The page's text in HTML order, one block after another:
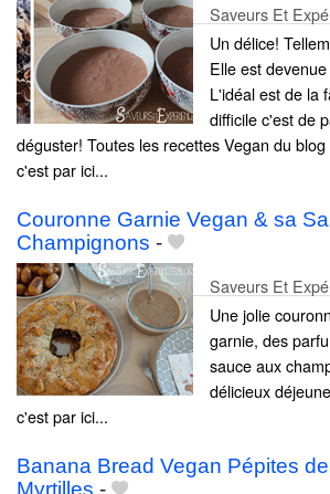
Saveurs Et
Un délice!
Elle est
L'idéal est de la
difficile c'est de
déguster! Toutes les recettes Vegan du
c'est par ici...
Couronne Garnie Vegan & sa
Champignons -
Saveurs Et
Une jolie
garnie, des
sauce aux
délicieux
c'est par ici...
Banana Bread Vegan Pépites